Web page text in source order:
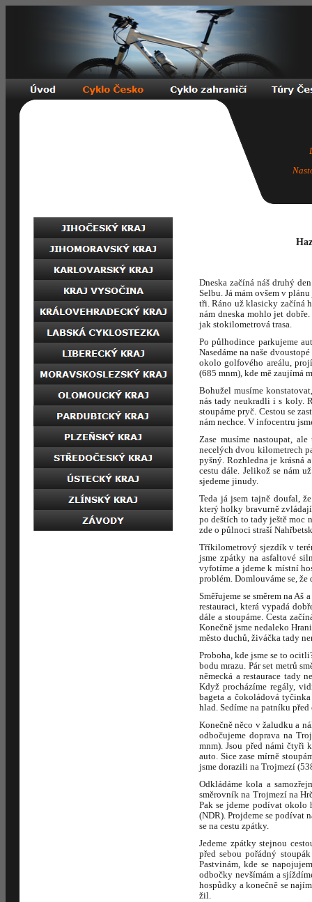
Dneska začíná náš druhý
Selbu. Já mám ovšem v
tři. Ráno už klasicky začíná
nám dneska mohlo jet
jak stokilometrová trasa.
Po půlhodince parkujeme
Nasedáme na naše
okolo golfového areálu,
(685 mnm), kde mě zaujímá
Bohužel musíme
nás tady neukradli i s koly.
stoupáme pryč. Cestou se
nám nechce. V infocentru
Zase musíme nastoupat,
necelých dvou kilometrech
pyšný. Rozhledna je krásná
cestu dále. Jelikož se nám
sjedeme jinudy.
Teda já jsem tajně doufal,
který holky bravurně
po deštích to tady ještě moc
zde o půlnoci straší
Tříkilometrový sjezdík v
jsme zpátky na asfaltové
vyfotíme a jdeme k místní
problém. Domlouváme se,
Směřujeme se směrem na
restauraci, která vypadá
dále a stoupáme. Cesta
Konečně jsme nedaleko
město duchů, živáčka tady
Proboha, kde jsme se to
bodu mrazu. Pár set metrů
německá a restaurace tady
Když procházíme regály,
bageta a čokoládová
hlad. Sedíme na patníku před
Konečně něco v žaludku a
odbočujeme doprava na
mnm). Jsou před námi čtyři
auto. Sice zase mírně
jsme dorazili na Trojmezí
Odkládáme kola a
směrovník na Trojmezí na
Pak se jdeme podívat okolo
(NDR). Projdeme se podívat
se na cestu zpátky.
Jedeme zpátky stejnou
před sebou pořádný
Pastvinám, kde se
odbočky nevšímám a
hospůdky a konečně se
žil.